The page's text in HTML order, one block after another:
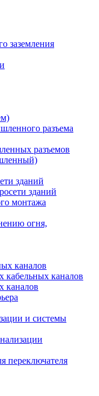
заземления
разъема
разъемов
зданий
зданий
монтажа
огня,
каналов
кабельных каналов
каналов
и системы
переключателя